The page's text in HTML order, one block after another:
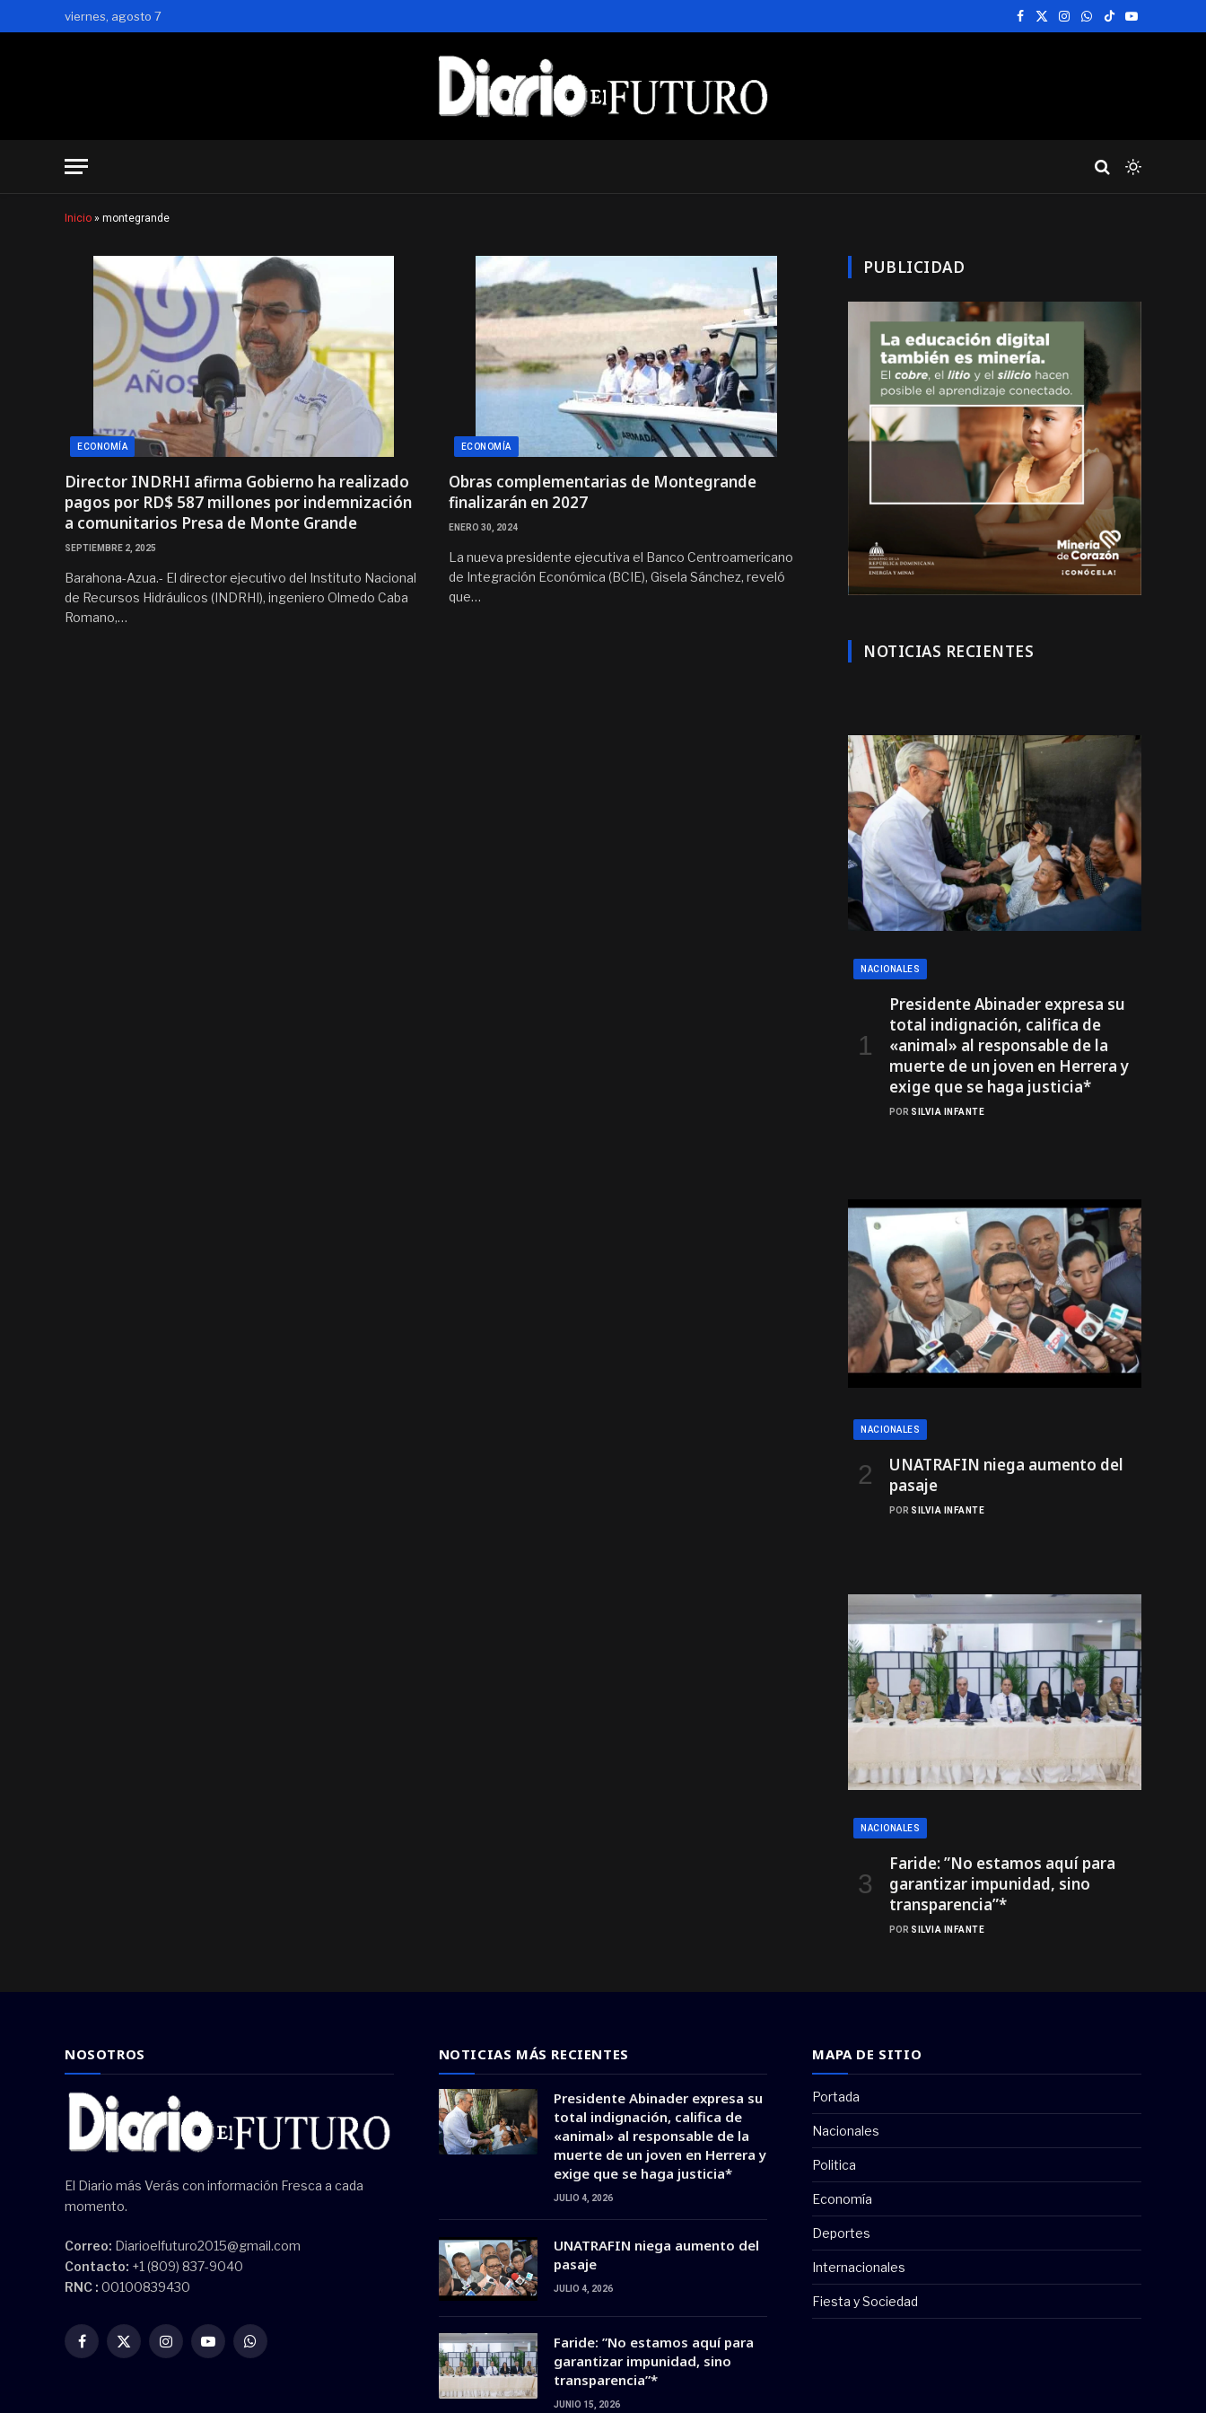
viernes, agosto 7
Facebook
X
Instagram
WhatsApp
TikTokYouTube
Inicio » montegrande
ECONOMÍA
Director INDRHI afirma Gobierno ha realizado
pagos por RD$ 587 millones por indemnización
a comunitarios Presa de Monte Grande
SEPTIEMBRE 2, 2025
Barahona-Azua.- El director ejecutivo del Instituto Nacional
de Recursos Hidráulicos (INDRHI), ingeniero Olmedo Caba
Romano,…
ECONOMÍA
Obras complementarias de Montegrande
finalizarán en 2027
ENERO 30, 2024
La nueva presidente ejecutiva el Banco Centroamericano
de Integración Económica (BCIE), Gisela Sánchez, reveló
que…
PUBLICIDAD
NOTICIAS RECIENTES
NACIONALES
Presidente Abinader expresa su
total indignación, califica de
«animal» al responsable de la
muerte de un joven en Herrera y
exige que se haga justicia*
POR SILVIA INFANTE
NACIONALES
UNATRAFIN niega aumento del
pasaje
POR SILVIA INFANTE
NACIONALES
Faride: ”No estamos aquí para
garantizar impunidad, sino
transparencia”*
POR SILVIA INFANTE
NOSOTROS
El Diario más Verás con información Fresca a cada
momento.
Correo: Diarioelfuturo2015@gmail.com
Contacto: +1 (809) 837-9040
RNC : 00100839430
Facebook
X
InstagramYouTubeWhatsApp
NOTICIAS MÁS RECIENTES
Presidente Abinader expresa su
total indignación, califica de
«animal» al responsable de la
muerte de un joven en Herrera y
exige que se haga justicia*
JULIO 4, 2026
UNATRAFIN niega aumento del
pasaje
JULIO 4, 2026
Faride: ”No estamos aquí para
garantizar impunidad, sino
transparencia”*
JUNIO 15, 2026
MAPA DE SITIO
Portada
Nacionales
Politica
Economía
Deportes
Internacionales
Fiesta y Sociedad